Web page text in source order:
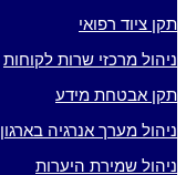
תקן ציוד רפואי
ניהול מרכזי שרות לקוחות
תקן אבטחת מידע
ניהול מערך אנרגיה בארגון
ניהול שמירת היערות